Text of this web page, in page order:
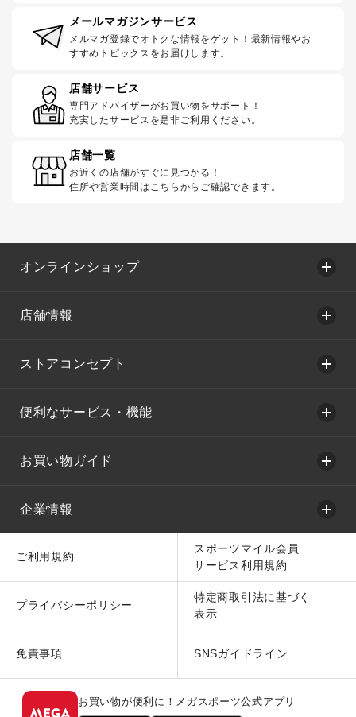
メールマガジンサービス
メルマガ登録でオトクな情報をゲット！最新情報やお
すすめトピックスをお届けします。
店舗サービス
専門アドバイザーがお買い物をサポート！
充実したサービスを是非ご利用ください。
店舗一覧
お近くの店舗がすぐに見つかる！
住所や営業時間はこちらからご確認できます。
オンラインショップ
店舗情報
ストアコンセプト
便利なサービス・機能
お買い物ガイド
企業情報
ご利用規約
スポーツマイル会員
サービス利用規約
プライバシーポリシー
特定商取引法に基づく
表示
免責事項 SNSガイドライン
お買い物が便利に！メガスポーツ公式アプリ